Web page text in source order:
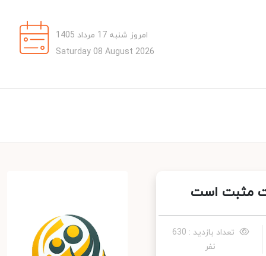
امروز شنبه 17 مرداد 1405
Saturday 08 August 2026
مثبت است
تعداد بازدید : 630
نفر